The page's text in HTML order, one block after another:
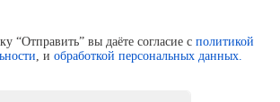
“Отправить” вы даёте согласие с политикой
, и обработкой персональных данных.